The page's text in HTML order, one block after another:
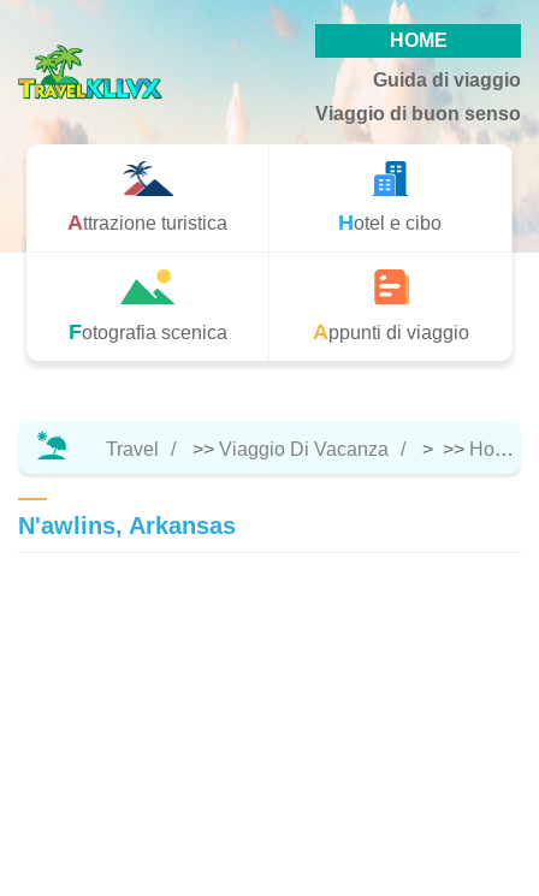
HOME
Guida di viaggio
Viaggio di buon senso
Attrazione turistica Hotel e cibo
Fotografia scenica Appunti di viaggio
Travel >> Viaggio Di Vacanza > >> Hotel E Cibo
N'awlins, Arkansas